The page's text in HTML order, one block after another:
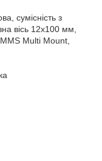
сумісність з
вісь 12x100 мм,
Multi Mount,